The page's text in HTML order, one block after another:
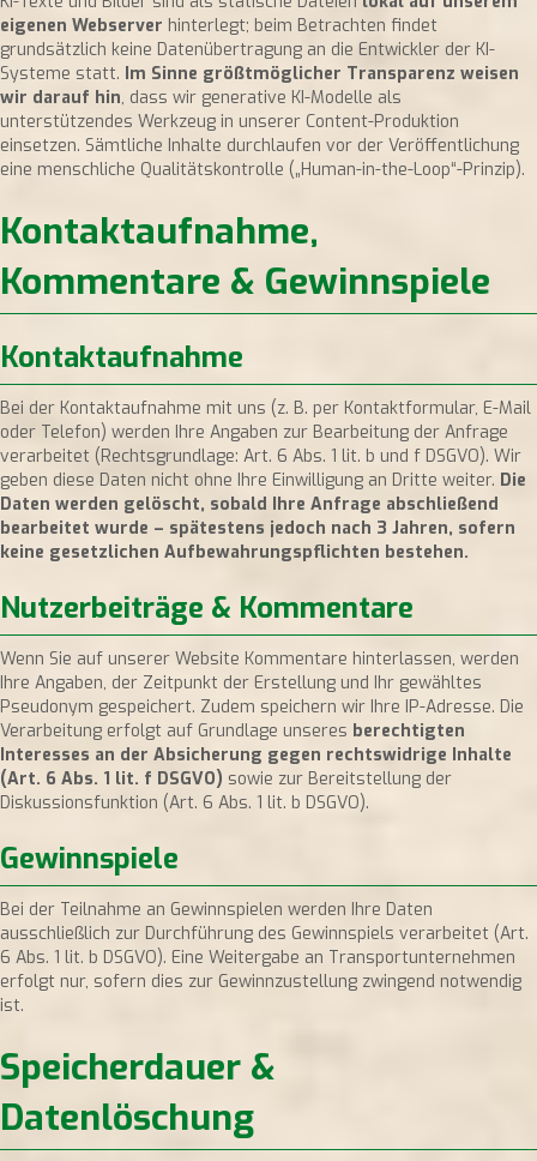
eigenen Webserver hinterlegt; beim Betrachten findet
grundsätzlich keine Datenübertragung an die Entwickler der KI-
Systeme statt. Im Sinne größtmöglicher Transparenz weisen
wir darauf hin, dass wir generative KI-Modelle als
unterstützendes Werkzeug in unserer Content-Produktion
einsetzen. Sämtliche Inhalte durchlaufen vor der Veröffentlichung
eine menschliche Qualitätskontrolle („Human-in-the-Loop“-Prinzip).
Kontaktaufnahme,
Kommentare & Gewinnspiele
Kontaktaufnahme
Bei der Kontaktaufnahme mit uns (z. B. per Kontaktformular, E-Mail
oder Telefon) werden Ihre Angaben zur Bearbeitung der Anfrage
verarbeitet (Rechtsgrundlage: Art. 6 Abs. 1 lit. b und f DSGVO). Wir
geben diese Daten nicht ohne Ihre Einwilligung an Dritte weiter. Die
Daten werden gelöscht, sobald Ihre Anfrage abschließend
bearbeitet wurde – spätestens jedoch nach 3 Jahren, sofern
keine gesetzlichen Aufbewahrungspflichten bestehen.
Nutzerbeiträge & Kommentare
Wenn Sie auf unserer Website Kommentare hinterlassen, werden
Ihre Angaben, der Zeitpunkt der Erstellung und Ihr gewähltes
Pseudonym gespeichert. Zudem speichern wir Ihre IP-Adresse. Die
Verarbeitung erfolgt auf Grundlage unseres berechtigten
Interesses an der Absicherung gegen rechtswidrige Inhalte
(Art. 6 Abs. 1 lit. f DSGVO) sowie zur Bereitstellung der
Diskussionsfunktion (Art. 6 Abs. 1 lit. b DSGVO).
Gewinnspiele
Bei der Teilnahme an Gewinnspielen werden Ihre Daten
ausschließlich zur Durchführung des Gewinnspiels verarbeitet (Art.
6 Abs. 1 lit. b DSGVO). Eine Weitergabe an Transportunternehmen
erfolgt nur, sofern dies zur Gewinnzustellung zwingend notwendig
ist.
Speicherdauer &
Datenlöschung